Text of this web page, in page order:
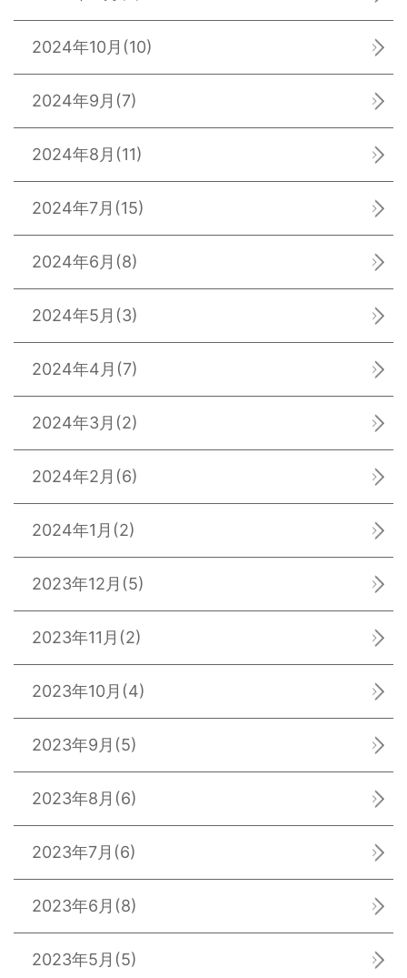
2024年10月 (10)
2024年9月 (7)
2024年8月 (11)
2024年7月 (15)
2024年6月 (8)
2024年5月 (3)
2024年4月 (7)
2024年3月 (2)
2024年2月 (6)
2024年1月 (2)
2023年12月 (5)
2023年11月 (2)
2023年10月 (4)
2023年9月 (5)
2023年8月 (6)
2023年7月 (6)
2023年6月 (8)
2023年5月 (5)